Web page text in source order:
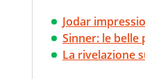
Jodar
Sinner: le belle
La rivelazione